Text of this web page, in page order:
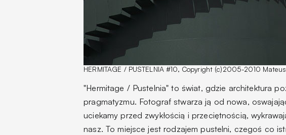
HERMITAGE / PUSTELNIA #10, Copyright (c)2005-2010
"Hermitage / Pustelnia" to świat, gdzie architektura
pragmatyzmu. Fotograf stwarza ją od nowa,
uciekamy przed zwykłością i przeciętnością,
nasz. To miejsce jest rodzajem pustelni, czegoś co